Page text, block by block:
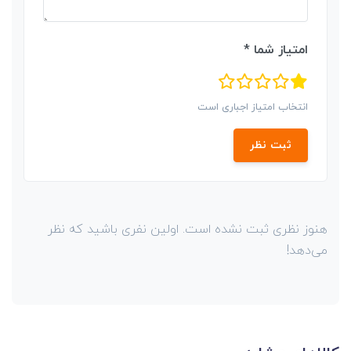
امتیاز شما *
انتخاب امتیاز اجباری است
ثبت نظر
هنوز نظری ثبت نشده است. اولین نفری باشید که نظر
می‌دهد!